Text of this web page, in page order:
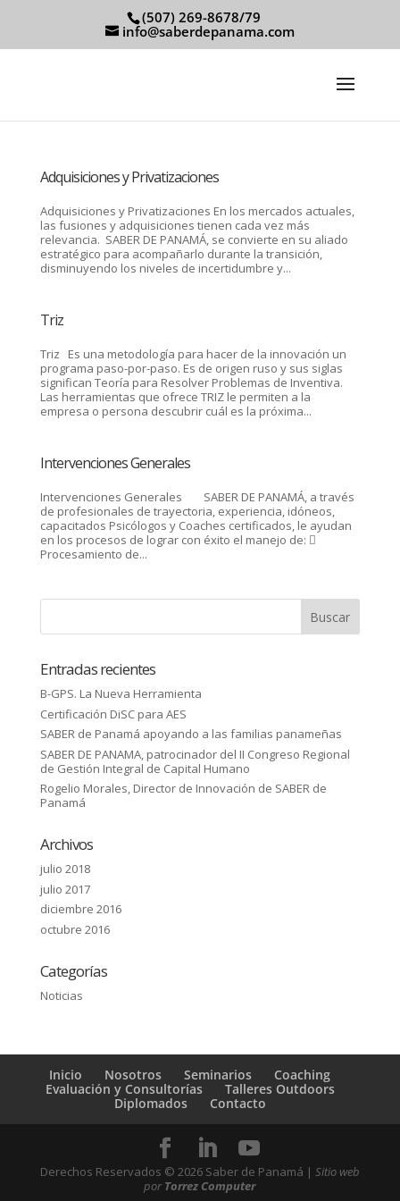
(507) 269-8678/79
info@saberdepanama.com
Adquisiciones y Privatizaciones
Adquisiciones y Privatizaciones En los mercados actuales,
las fusiones y adquisiciones tienen cada vez más
relevancia. SABER DE PANAMÁ, se convierte en su aliado
estratégico para acompañarlo durante la transición,
disminuyendo los niveles de incertidumbre y...
Triz
Triz Es una metodología para hacer de la innovación un
programa paso-por-paso. Es de origen ruso y sus siglas
significan Teoría para Resolver Problemas de Inventiva.
Las herramientas que ofrece TRIZ le permiten a la
empresa o persona descubrir cuál es la próxima...
Intervenciones Generales
Intervenciones Generales SABER DE PANAMÁ, a través
de profesionales de trayectoria, experiencia, idóneos,
capacitados Psicólogos y Coaches certificados, le ayudan
en los procesos de lograr con éxito el manejo de: 
Procesamiento de...
Entradas recientes
B-GPS. La Nueva Herramienta
Certificación DiSC para AES
SABER de Panamá apoyando a las familias panameñas
SABER DE PANAMA, patrocinador del II Congreso Regional
de Gestión Integral de Capital Humano
Rogelio Morales, Director de Innovación de SABER de
Panamá
Archivos
julio 2018
julio 2017
diciembre 2016
octubre 2016
Categorías
Noticias
Inicio Nosotros Seminarios
Coaching
Evaluación y Consultorías
Talleres Outdoors
Diplomados
Contacto
Derechos Reservados © 2026Saber de Panamá | Sitio web
porTorrez Computer